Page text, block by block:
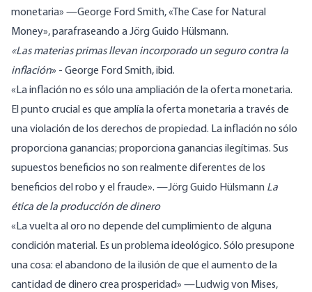
monetaria» —George Ford Smith, «The Case for Natural
Money», parafraseando a Jörg Guido Hülsmann.
«Las materias primas llevan incorporado un seguro contra la
inflación» - George Ford Smith, ibid.
«La inflación no es sólo una ampliación de la oferta monetaria.
El punto crucial es que amplía la oferta monetaria a través de
una violación de los derechos de propiedad. La inflación no sólo
proporciona ganancias; proporciona ganancias ilegítimas. Sus
supuestos beneficios no son realmente diferentes de los
beneficios del robo y el fraude». —Jörg Guido Hülsmann La
ética de la producción de dinero
«La vuelta al oro no depende del cumplimiento de alguna
condición material. Es un problema ideológico. Sólo presupone
una cosa: el abandono de la ilusión de que el aumento de la
cantidad de dinero crea prosperidad» —Ludwigvon Mises,